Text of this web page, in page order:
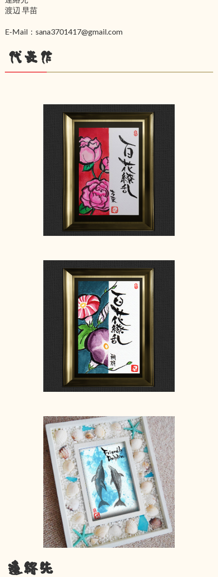
渡辺 早苗
E-Mail：sana3701417@gmail.com
代表作
連絡先